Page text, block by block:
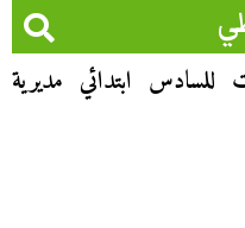
للسادس ابتدائي مديرية